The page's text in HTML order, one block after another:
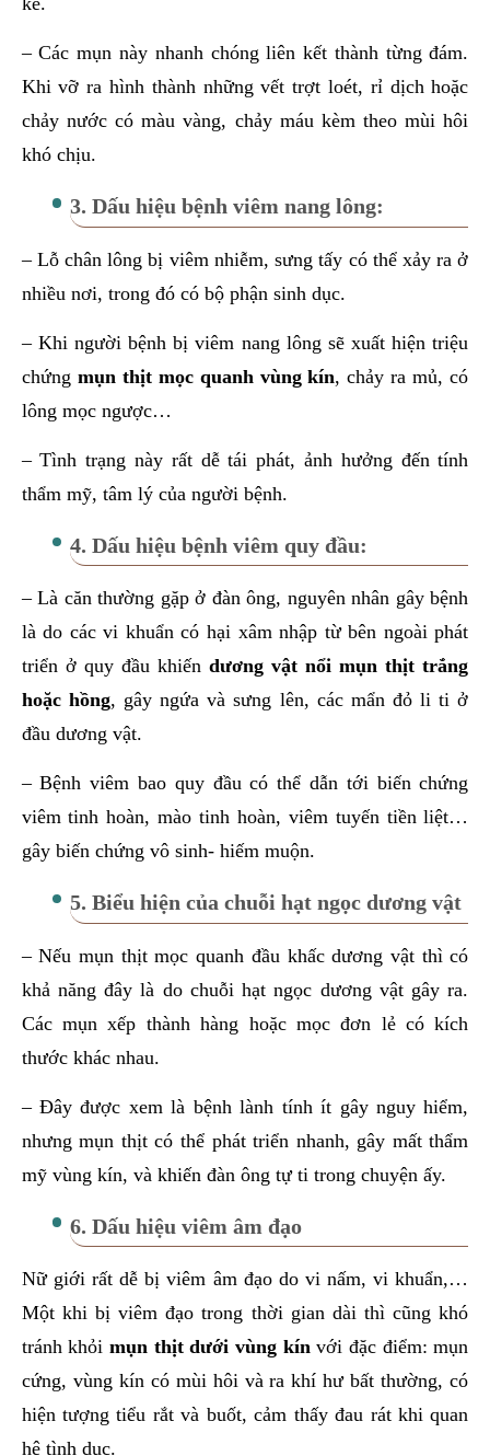
– Các mụn này nhanh chóng liên kết thành từng đám.
Khi vỡ ra hình thành những vết trợt loét, rỉ dịch hoặc
chảy nước có màu vàng, chảy máu kèm theo mùi hôi
khó chịu.
3. Dấu hiệu bệnh viêm nang lông:
– Lỗ chân lông bị viêm nhiễm, sưng tấy có thể xảy ra ở
nhiều nơi, trong đó có bộ phận sinh dục.
– Khi người bệnh bị viêm nang lông sẽ xuất hiện triệu
chứng mụn thịt mọc quanh vùng kín, chảy ra mủ, có
lông mọc ngược…
– Tình trạng này rất dễ tái phát, ảnh hưởng đến tính
thẩm mỹ, tâm lý của người bệnh.
4. Dấu hiệu bệnh viêm quy đầu:
– Là căn thường gặp ở đàn ông, nguyên nhân gây bệnh
là do các vi khuẩn có hại xâm nhập từ bên ngoài phát
triển ở quy đầu khiến dương vật nổi mụn thịt trắng
hoặc hồng, gây ngứa và sưng lên, các mẩn đỏ li ti ở
đầu dương vật.
– Bệnh viêm bao quy đầu có thể dẫn tới biến chứng
viêm tinh hoàn, mào tinh hoàn, viêm tuyến tiền liệt…
gây biến chứng vô sinh- hiếm muộn.
5. Biểu hiện của chuỗi hạt ngọc dương vật
– Nếu mụn thịt mọc quanh đầu khấc dương vật thì có
khả năng đây là do chuỗi hạt ngọc dương vật gây ra.
Các mụn xếp thành hàng hoặc mọc đơn lẻ có kích
thước khác nhau.
– Đây được xem là bệnh lành tính ít gây nguy hiểm,
nhưng mụn thịt có thể phát triển nhanh, gây mất thẩm
mỹ vùng kín, và khiến đàn ông tự ti trong chuyện ấy.
6. Dấu hiệu viêm âm đạo
Nữ giới rất dễ bị viêm âm đạo do vi nấm, vi khuẩn,…
Một khi bị viêm đạo trong thời gian dài thì cũng khó
tránh khỏi mụn thịt dưới vùng kínvới đặc điểm: mụn
cứng, vùng kín có mùi hôi và ra khí hư bất thường, có
hiện tượng tiểu rắt và buốt, cảm thấy đau rát khi quan
hệ tình dục.